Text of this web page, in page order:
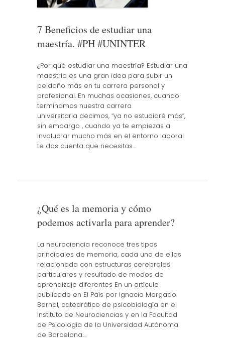
7 Beneficios de estudiar una
maestría. #PH #UNINTER
¿Por qué estudiar una maestría? Estudiar una
maestría es una gran idea para subir un
peldaño más en tu carrera personal y
profesional. En muchas ocasiones, cuando
terminamos nuestra carrera
universitaria decimos, “ya no estudiaré más”,
sin embargo , cuando ya te empiezas a
involucrar mucho más en el entorno laboral
te das cuenta que necesitas…
¿Qué es la memoria y cómo
podemos activarla para aprender?
La neurociencia reconoce tres tipos
principales de memoria, cada una de ellas
relacionada con estructuras cerebrales
particulares y resultado de modos de
aprendizaje diferentes En un artículo
publicado en El País por Ignacio Morgado
Bernal, catedrático de psicobiología en el
Instituto de Neurociencias y en la Facultad
de Psicología de la Universidad Autónoma
de Barcelona.…